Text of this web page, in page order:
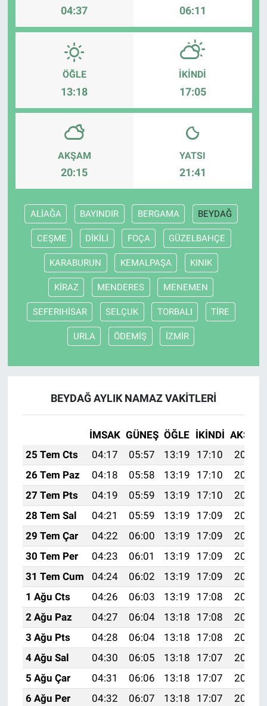
04:37 06:11
ÖĞLE
13:18
İKINDI
17:05
AKŞAM
20:15
YATSI
21:41
ALİAĞA BAYINDIR BERGAMA BEYDAĞ
CEŞME DİKİLİ FOÇA GÜZELBAHÇE
KARABURUN KEMALPAŞA KINIK
KİRAZ MENDERES MENEMEN
SEFERIHİSAR SELÇUK TORBALI TİRE
URLA ÖDEMİŞ İZMİR
BEYDAĞ AYLIK NAMAZ VAKITLERI
İMSAK GÜNEŞ ÖĞLE İKINDI AKŞAM
25 Tem Cts
04:17 05:57 13:19 17:10
20:31
26 Tem Paz
04:18 05:58 13:19 17:10
20:30
27 Tem Pts
04:19 05:59 13:19 17:10
20:29
28 Tem Sal
04:21 05:59 13:19 17:09
20:28
29 Tem Çar
04:22 06:00 13:19 17:09
20:27
30 Tem Per
04:23 06:01 13:19 17:09
20:26
31 Tem Cum
04:24 06:02 13:19 17:09
20:25
1 Ağu Cts
04:26 06:03 13:19 17:08
20:24
2 Ağu Paz
04:27 06:04 13:18 17:08
20:23
3 Ağu Pts
04:28 06:04 13:18 17:08
20:22
4 Ağu Sal
04:30 06:05 13:18 17:07
20:21
5 Ağu Çar
04:31 06:06 13:18 17:07
20:20
6 Ağu Per
04:32 06:07 13:18 17:07 20:19